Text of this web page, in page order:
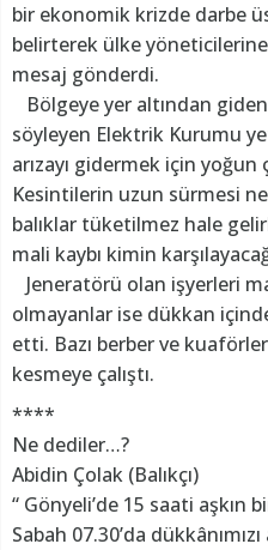
bir ekonomik krizde darbe
belirterek ülke
mesaj gönderdi.
Bölgeye yer altından giden
söyleyen Elektrik Kurumu
arızayı gidermek için
Kesintilerin uzun sürmesi
balıklar tüketilmez hale
mali kaybı kimin
Jeneratörü olan işyerleri
olmayanlar ise dükkan
etti. Bazı berber ve
kesmeye çalıştı.
****
Ne dediler…?
Abidin Çolak (Balıkçı)
“ Gönyeli’de 15 saati
Sabah 07.30’da